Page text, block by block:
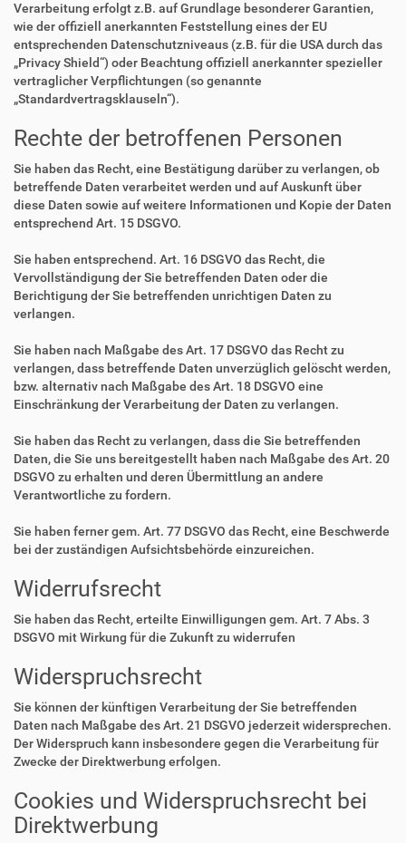
Verarbeitung erfolgt z.B. auf Grundlage besonderer Garantien,
wie der offiziell anerkannten Feststellung eines der EU
entsprechenden Datenschutzniveaus (z.B. für die USA durch das
„Privacy Shield“) oder Beachtung offiziell anerkannter spezieller
vertraglicher Verpflichtungen (so genannte
„Standardvertragsklauseln“).
Rechte der betroffenen Personen
Sie haben das Recht, eine Bestätigung darüber zu verlangen, ob
betreffende Daten verarbeitet werden und auf Auskunft über
diese Daten sowie auf weitere Informationen und Kopie der Daten
entsprechend Art. 15 DSGVO.
Sie haben entsprechend. Art. 16 DSGVO das Recht, die
Vervollständigung der Sie betreffenden Daten oder die
Berichtigung der Sie betreffenden unrichtigen Daten zu
verlangen.
Sie haben nach Maßgabe des Art. 17 DSGVO das Recht zu
verlangen, dass betreffende Daten unverzüglich gelöscht werden,
bzw. alternativ nach Maßgabe des Art. 18 DSGVO eine
Einschränkung der Verarbeitung der Daten zu verlangen.
Sie haben das Recht zu verlangen, dass die Sie betreffenden
Daten, die Sie uns bereitgestellt haben nach Maßgabe des Art. 20
DSGVO zu erhalten und deren Übermittlung an andere
Verantwortliche zu fordern.
Sie haben ferner gem. Art. 77 DSGVO das Recht, eine Beschwerde
bei der zuständigen Aufsichtsbehörde einzureichen.
Widerrufsrecht
Sie haben das Recht, erteilte Einwilligungen gem. Art. 7 Abs. 3
DSGVO mit Wirkung für die Zukunft zu widerrufen
Widerspruchsrecht
Sie können der künftigen Verarbeitung der Sie betreffenden
Daten nach Maßgabe des Art. 21 DSGVO jederzeit widersprechen.
Der Widerspruch kann insbesondere gegen die Verarbeitung für
Zwecke der Direktwerbung erfolgen.
Cookies und Widerspruchsrecht bei
Direktwerbung